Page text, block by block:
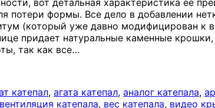
формы. Все дело в добавлении
(который уже давно модифицирован к
придает натуральные каменные
так как все…
катепал, агата катепал, аналог катепала,
вентиляция катепала, вес катепала, видео